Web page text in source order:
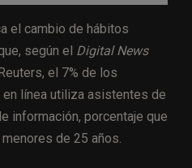
el cambio de hábitos
según el Digital News
el 7% de los
línea utiliza asistentes de
información, porcentaje que
de 25 años.